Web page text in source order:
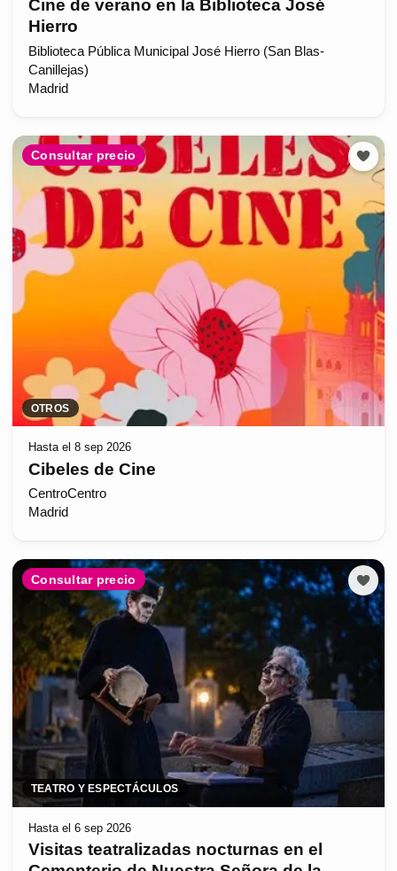
Cine de verano en la Biblioteca José
Hierro
Biblioteca Pública Municipal José Hierro (San Blas-
Canillejas)
Madrid
Consultar precio
OTROS
Hasta el 8 sep 2026
Cibeles de Cine
CentroCentro
Madrid
Consultar precio
TEATRO Y ESPECTÁCULOS
Hasta el 6 sep 2026
Visitas teatralizadas nocturnas en el